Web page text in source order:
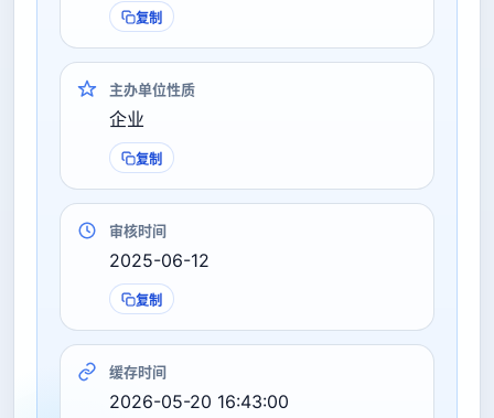
复制
主办单位性质
企业
复制
审核时间
2025-06-12
复制
缓存时间
2026-05-20 16:43:00